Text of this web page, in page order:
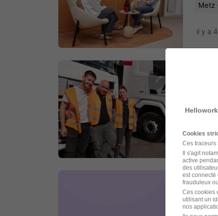
Metz
il y a
Metz
il y a
Cookies
Ces traceurs
Il s'agit
active
des
est connecté
frauduleux
Ces cookies
utilisant un
nos